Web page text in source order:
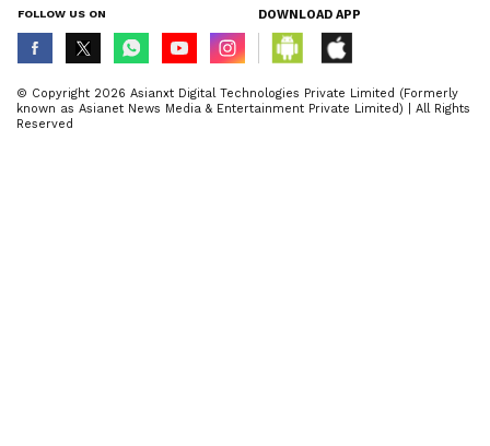
FOLLOW US ON DOWNLOAD APP
© Copyright 2026 Asianxt Digital Technologies Private Limited (Formerly
known as Asianet News Media & Entertainment Private Limited) | All Rights
Reserved